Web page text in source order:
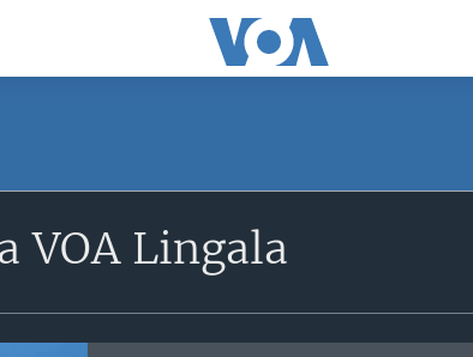
VOA Lingala